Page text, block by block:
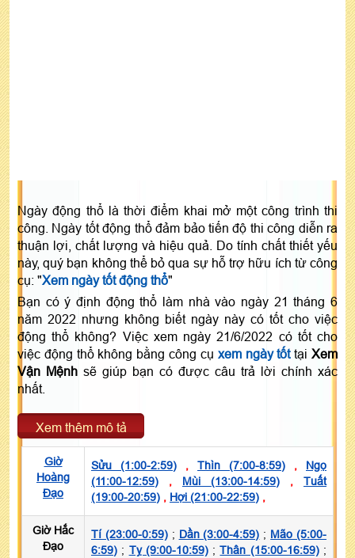
Ngày động thổ là thời điểm khai mở một công trình thi
công. Ngày tốt động thổ đảm bảo tiến độ thi công diễn ra
thuận lợi, chất lượng và hiệu quả. Do tính chất thiết yếu
này, quý bạn không thể bỏ qua sự hỗ trợ hữu ích từ công
cụ: "Xem ngày tốt động thổ"
Bạn có ý định động thổ làm nhà vào ngày 21 tháng 6
năm 2022 nhưng không biết ngày này có tốt cho việc
động thổ không? Việc xem ngày 21/6/2022 có tốt cho
việc động thổ không bằng công cụ xem ngày tốttạiXem
Vận Mệnh sẽ giúp bạn có được câu trả lời chính xác
nhất.
Xem thêm mô tả
Giờ
Hoàng
Đạo
Sửu (1:00-2:59) , Thìn (7:00-8:59) , Ngọ
(11:00-12:59) , Mùi (13:00-14:59) , Tuất
(19:00-20:59) , Hợi (21:00-22:59) ,
Giờ Hắc
Đạo
Tí (23:00-0:59); Dần (3:00-4:59) ; Mão (5:00-
6:59) ; Tỵ (9:00-10:59);Thân (15:00-16:59);